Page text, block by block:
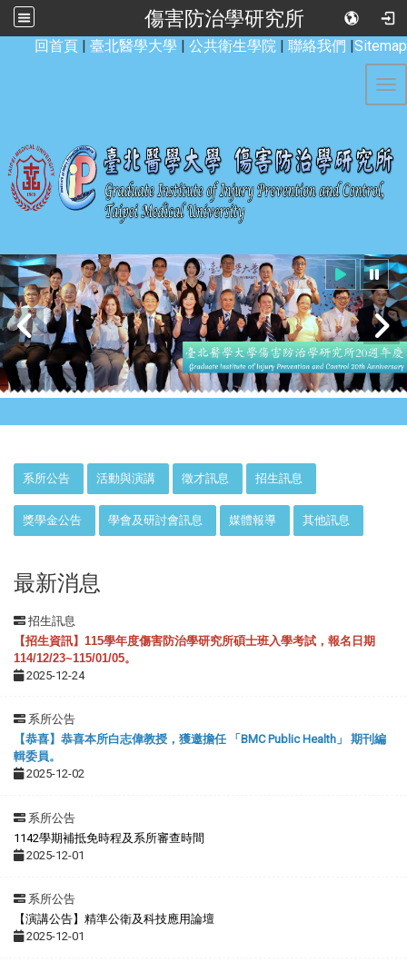
傷害防治學研究所
回首頁 | 臺北醫學大學 | 公共衛生學院 | 聯絡我們 |Sitemap
系所公告 活動與演講 徵才訊息 招生訊息
獎學金公告 學會及研討會訊息 媒體報導 其他訊息
最新消息
招生訊息
【招生資訊】115學年度傷害防治學研究所碩士班入學考試，報名日期
114/12/23~115/01/05。
2025-12-24
系所公告
【恭喜】恭喜本所白志偉教授，獲邀擔任 「BMC Public Health」 期刊編
輯委員。
2025-12-02
系所公告
1142學期補抵免時程及系所審查時間
2025-12-01
系所公告
【演講公告】精準公衛及科技應用論壇
2025-12-01